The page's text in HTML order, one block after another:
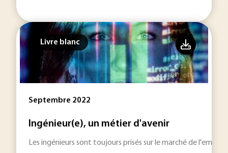
Livre blanc
Septembre 2022
Ingénieur(e), un métier d'avenir
Les ingénieurs sont toujours prisés sur le marché de